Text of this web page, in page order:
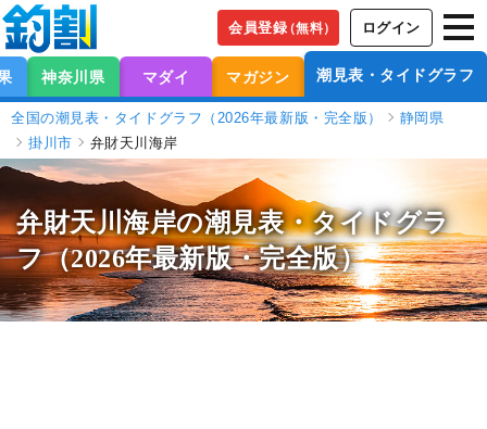
会員登録（無料） ログイン
神奈川県 マダイ マガジン 潮見表・タイドグラフ
全国の潮見表・タイドグラフ（2026年最新版・完全版）
静岡県
掛川市
弁財天川海岸
弁財天川海岸の潮見表・タイドグラ
フ（2026年最新版・完全版）